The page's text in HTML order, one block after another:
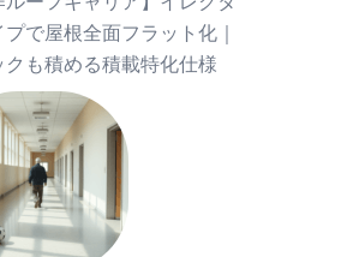
プで屋根全面フラット化｜
クも積める積載特化仕様